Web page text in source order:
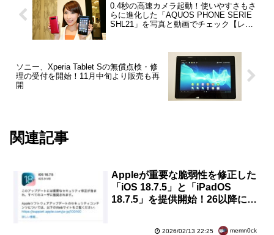
0.4秒の高速カメラ起動！使いやすさもさ
らに進化した「AQUOS PHONE SERIE
SHL21」を写真と動画でチェック【レポ
ソニー、Xperia Tablet Sの無償点検・修
理の受付を開始！11月中旬より販売も再
開
関連記事
Appleが重要な脆弱性を修正した
「iOS 18.7.5」と「iPadOS
18.7.5」を提供開始！26以降に非
2026/02/13 22:25 memn0ck